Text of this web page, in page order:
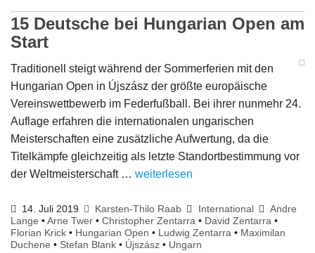
15 Deutsche bei Hungarian Open am
Start
Traditionell steigt während der Sommerferien mit den
Hungarian Open in Újszász der größte europäische
Vereinswettbewerb im Federfußball. Bei ihrer nunmehr 24.
Auflage erfahren die internationalen ungarischen
Meisterschaften eine zusätzliche Aufwertung, da die
Titelkämpfe gleichzeitig als letzte Standortbestimmung vor
der Weltmeisterschaft … weiterlesen
14. Juli 2019 Karsten-Thilo Raab International
Andre
Lange •Arne Twer • Christopher Zentarra • David Zentarra •
Florian Krick • Hungarian Open • Ludwig Zentarra • Maximilan
Duchene • Stefan Blank • Újszász • Ungarn